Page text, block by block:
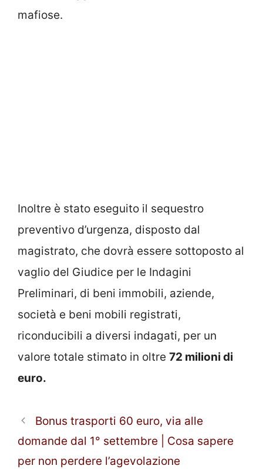
mafiose.
Inoltre è stato eseguito il sequestro
preventivo d’urgenza, disposto dal
magistrato, che dovrà essere sottoposto al
vaglio del Giudice per le Indagini
Preliminari, di beni immobili, aziende,
società e beni mobili registrati,
riconducibili a diversi indagati, per un
valore totale stimato in oltre 72 milioni di
euro.
Bonus trasporti 60 euro, via alle
domande dal 1° settembre | Cosa sapere
per non perdere l’agevolazione